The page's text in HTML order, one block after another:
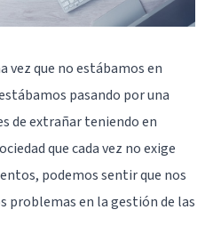
vez que no estábamos en
pasando por una
de extrañar teniendo en
que cada vez no exige
podemos sentir que nos
problemas en la gestión de las